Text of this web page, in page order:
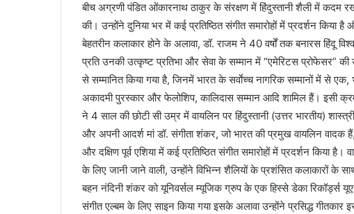
बीच अग्रणी पंडित ओंकारनाथ ठाकुर के संरक्षण में हिंदुस्तानी शैली में
की। उन्होंने दुनिया भर में कई प्रतिष्ठित संगीत समारोहों में प्रदर्शन किया
बेहतरीन कलाकार होने के अलावा, डॉ. राजम ने 40 वर्षों तक बनारस हिंदू
प्रति उनकी उत्कृष्ट प्रतिभा और सेवा के सम्मान में “एमेरिटस प्रोफेसर” की
से सम्मानित किया गया है, जिनमें भारत के सर्वाेच्च नागरिक सम्मानों में से
अकादमी पुरस्कार और फेलोशिप, कालिदास सम्मान आदि शामिल हैं। इसी क्रम
ने 4 साल की छोटी सी उम्र में वायलिन पर हिंदुस्तानी (उत्तर भारतीय)
और अपनी आदर्श मां डॉ. संगीता शंकर, जो भारत की प्रमुख वायलिन वादक
और दक्षिण पूर्व एशिया में कई प्रतिष्ठित संगीत समारोहों में प्रदर्शन किया
के लिए जानी जाने वाली, उन्होंने विभिन्न शैलियों के प्रशंसित कलाकारों के
बहन नंदिनी शंकर को यूनिवर्सल म्यूजिक ग्रुप के एक हिस्से डेका रिकॉर्ड्स
संगीत एल्बम के लिए साइन किया गया इसके अलावा उन्होंने प्रसिद्ध गीतकार